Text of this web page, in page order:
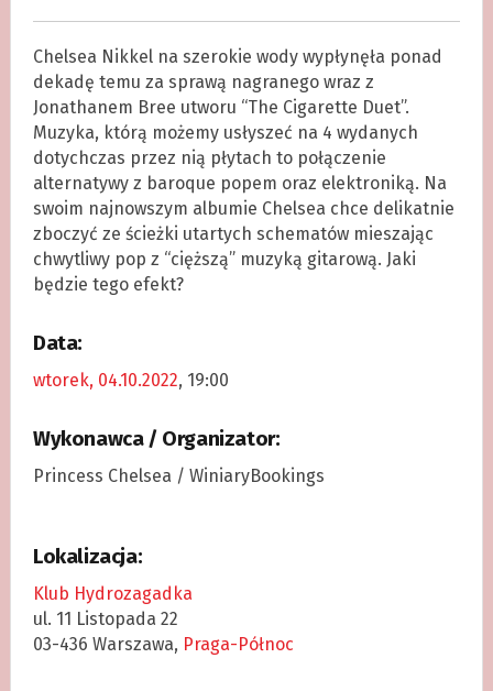
Chelsea Nikkel na szerokie wody wypłynęła ponad
dekadę temu za sprawą nagranego wraz z
Jonathanem Bree utworu “The Cigarette Duet”.
Muzyka, którą możemy usłyszeć na 4 wydanych
dotychczas przez nią płytach to połączenie
alternatywy z baroque popem oraz elektroniką. Na
swoim najnowszym albumie Chelsea chce delikatnie
zboczyć ze ścieżki utartych schematów mieszając
chwytliwy pop z “cięższą” muzyką gitarową. Jaki
będzie tego efekt?
Data:
wtorek, 04.10.2022, 19:00
Wykonawca / Organizator:
Princess Chelsea / WiniaryBookings
Lokalizacja:
Klub Hydrozagadka
ul. 11 Listopada 22
03-436 Warszawa, Praga-Północ